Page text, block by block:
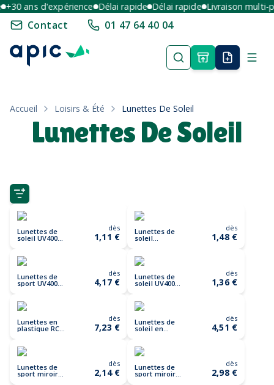
+30 ans d'expérience Délai rapide Délai rapide Livraison multi-
Contact 01 47 64 40 04
Accueil Loisirs & Été Lunettes De Soleil
Lunettes De Soleil
Lunettes de
soleil UV400
dès
1,11 € Lunettes de
soleil
dès
1,48 €
Lunettes de
sport UV400
dès
4,17 € Lunettes de
soleil UV400
dès
1,36 €
Lunettes en
plastique RCS
SproShield
dès
7,23 € Lunettes de
soleil en
bambou
Prism
dès
4,51 €
Lunettes de
sport miroir
dès
2,14 € Lunettes de
sport miroirs
dès
2,98 €